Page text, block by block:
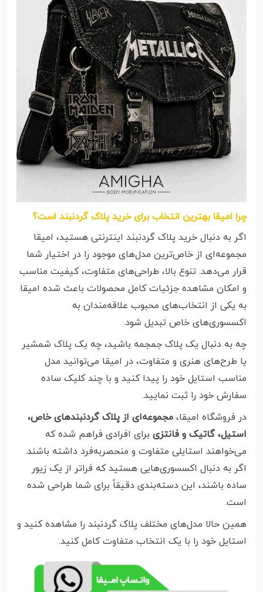
چرا امیقا بهترین انتخاب برای خرید پلاک گردنبند است؟
اگر به دنبال خرید پلاک گردنبند اینترنتی هستید، امیقا
مجموعه‌ای از خاص‌ترین مدل‌های موجود را در اختیار شما
قرار می‌دهد. تنوع بالا، طراحی‌های متفاوت، کیفیت مناسب
و امکان مشاهده جزئیات کامل محصولات باعث شده امیقا
به یکی از انتخاب‌های محبوب علاقه‌مندان به
اکسسوری‌های خاص تبدیل شود.
چه به دنبال یک پلاک جمجمه باشید، چه یک پلاک شمشیر
یا طرح‌های هنری و متفاوت، در امیقا می‌توانید مدل
مناسب استایل خود را پیدا کنید و با چند کلیک ساده
سفارش خود را ثبت نمایید.
در فروشگاه امیقا، مجموعه‌ای از پلاک گردنبندهای خاص،
استیل، گاتیک و فانتزی برای افرادی فراهم شده که
می‌خواهند استایلی متفاوت و منحصربه‌فرد داشته باشند.
اگر به دنبال اکسسوری‌هایی هستید که فراتر از یک زیور
ساده باشند، این دسته‌بندی دقیقاً برای شما طراحی شده
است.
همین حالا مدل‌های مختلف پلاک گردنبند را مشاهده کنید و
استایل خود را با یک انتخاب متفاوت کامل کنید.